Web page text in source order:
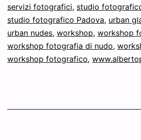
servizi fotografici, studio
studio fotografico Padova, urban
urban nudes, workshop, workshop
workshop fotografia di nudo,
workshop fotografico,